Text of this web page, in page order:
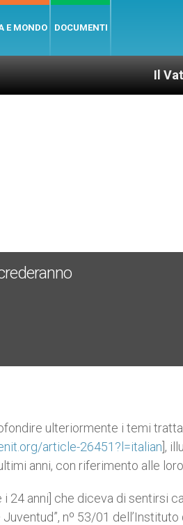
E MONDO DOCUMENTI
Il Vaticano
ulteriormente i temi
article-26451?l=italian ],
anni, con riferimento alle
24 anni] che diceva di sentirsi
nº 53/01